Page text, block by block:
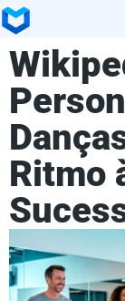
Ritmo